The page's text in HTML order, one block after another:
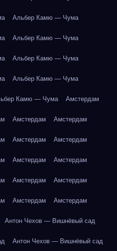
Альбер Камю — Чума
Альбер Камю — Чума
Альбер Камю — Чума
Альбер Камю — Чума
Камю — Чума Амстердам
Амстердам Амстердам
Амстердам Амстердам
Амстердам Амстердам
Амстердам Амстердам
Амстердам Амстердам
Антон Чехов — Вишнёвый сад
Антон Чехов — Вишнёвый сад